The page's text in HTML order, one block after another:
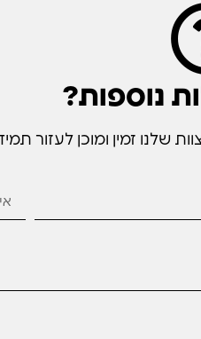
נוספות?
זמין ומוכן לעזור